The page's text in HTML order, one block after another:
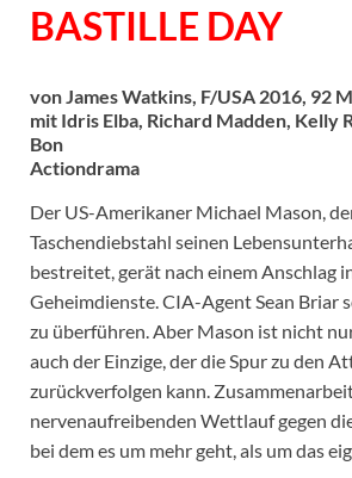
BASTILLE DAY
von James Watkins, F/USA 2016, 92
mit Idris Elba, Richard Madden, Kelly
Bon
Actiondrama
Der US-Amerikaner Michael Mason,
Taschendiebstahl seinen
bestreitet, gerät nach einem Anschlag
Geheimdienste. CIA-Agent Sean Briar
zu überführen. Aber Mason ist nicht
auch der Einzige, der die Spur zu den
zurückverfolgen kann.
nervenaufreibenden Wettlauf gegen
bei dem es um mehr geht, als um das